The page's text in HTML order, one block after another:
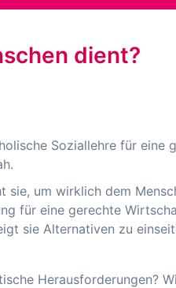
dient?
Soziallehre für eine
um wirklich dem
für eine gerechte
sie Alternativen zu
Herausforderungen?